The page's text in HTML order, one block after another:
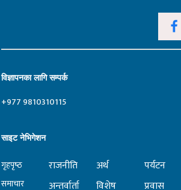
विज्ञापनका लागि सम्पर्क
+977 9810310115
साइट नेभिगेशन
गृहपृष्‍ठ
समाचार
राजनीति
अन्तर्वार्ता
अर्थ
विशेष
पर्यटन
प्रवास